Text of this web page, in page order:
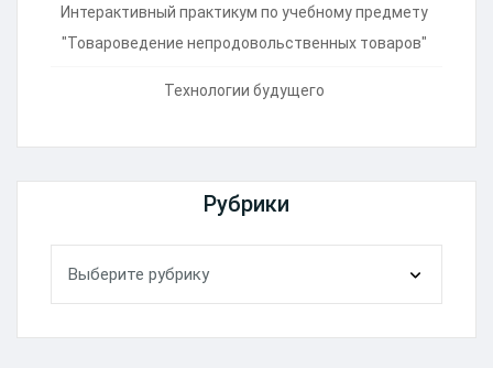
Интерактивный практикум по учебному предмету
"Товароведение непродовольственных товаров"
Технологии будущего
Рубрики